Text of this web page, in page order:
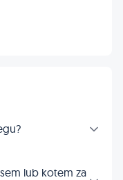
lub kotem za